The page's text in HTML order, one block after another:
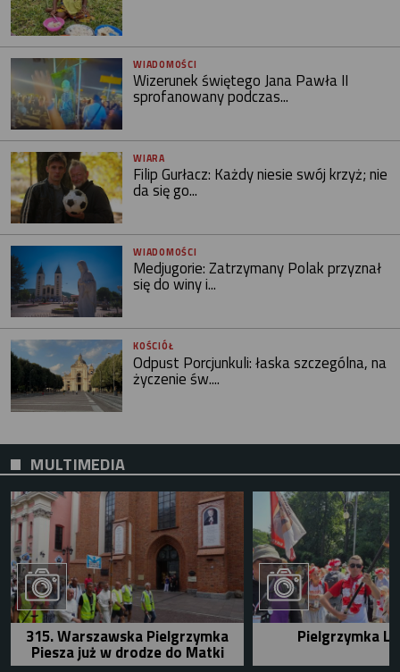
WIADOMOŚCI
Wizerunek świętego Jana Pawła II
sprofanowany podczas...
WIARA
Filip Gurłacz: Każdy niesie swój krzyż; nie
da się go...
WIADOMOŚCI
Medjugorie: Zatrzymany Polak przyznał
się do winy i...
KOŚCIÓŁ
Odpust Porcjunkuli: łaska szczególna, na
życzenie św....
MULTIMEDIA
315. Warszawska Pielgrzymka
Piesza już w drodze do Matki
Pielgrzymka